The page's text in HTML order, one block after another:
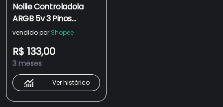
Nollie Controladola
ARGB 5v 3 Pinos
interface ARGB com
SignalRGB OpenRGB.
vendido por Shopee
R$ 133,00
3 meses
Ver histórico